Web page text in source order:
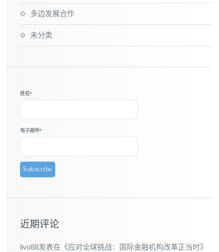
多边发展合作
未分类
姓名*
电子邮件*
近期评论
livo88发表在《应对全球挑战：国际金融机构改革正当时》